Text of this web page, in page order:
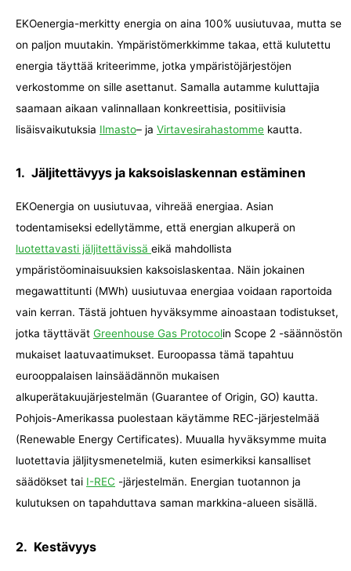
EKOenergia-merkitty energia on aina 100% uusiutuvaa, mutta se
on paljon muutakin. Ympäristömerkkimme takaa, että kulutettu
energia täyttää kriteerimme, jotka ympäristöjärjestöjen
verkostomme on sille asettanut. Samalla autamme kuluttajia
saamaan aikaan valinnallaan konkreettisia, positiivisia
lisäisvaikutuksia Ilmasto– ja Virtavesirahastomme kautta.
1. Jäljitettävyys ja kaksoislaskennan estäminen
EKOenergia on uusiutuvaa, vihreää energiaa. Asian
todentamiseksi edellytämme, että energian alkuperä on
luotettavasti jäljitettävissä eikä mahdollista
ympäristöominaisuuksien kaksoislaskentaa. Näin jokainen
megawattitunti (MWh) uusiutuvaa energiaa voidaan raportoida
vain kerran. Tästä johtuen hyväksymme ainoastaan todistukset,
jotka täyttävät Greenhouse Gas Protocolin Scope 2 -säännöstön
mukaiset laatuvaatimukset. Euroopassa tämä tapahtuu
eurooppalaisen lainsäädännön mukaisen
alkuperätakuujärjestelmän (Guarantee of Origin, GO) kautta.
Pohjois-Amerikassa puolestaan käytämme REC-järjestelmää
(Renewable Energy Certificates). Muualla hyväksymme muita
luotettavia jäljitysmenetelmiä, kuten esimerkiksi kansalliset
säädökset tai I-REC -järjestelmän. Energian tuotannon ja
kulutuksen on tapahduttava saman markkina-alueen sisällä.
2. Kestävyys